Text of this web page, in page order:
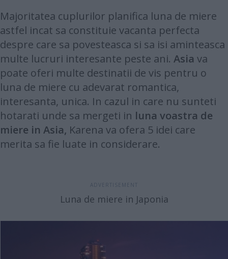
Majoritatea cuplurilor planifica luna de miere
astfel incat sa constituie vacanta perfecta
despre care sa povesteasca si sa isi aminteasca
multe lucruri interesante peste ani. Asia va
poate oferi multe destinatii de vis pentru o
luna de miere cu adevarat romantica,
interesanta, unica. In cazul in care nu sunteti
hotarati unde sa mergeti in luna voastra de
miere in Asia, Karena va ofera 5 idei care
merita sa fie luate in considerare.
Luna de miere in Japonia